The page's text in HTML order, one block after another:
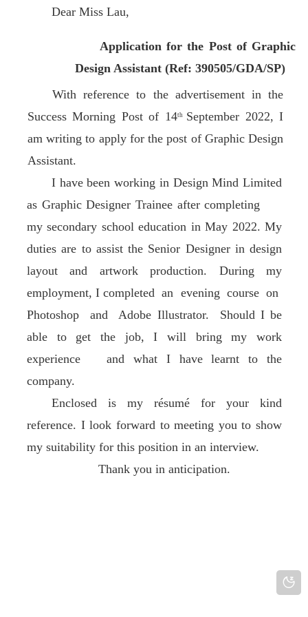
Dear Miss Lau,
Application for the Post of Graphic
Design Assistant (Ref: 390505/GDA/SP)
With reference to the advertisement in the
Success Morning Post of 14th September 2022, I
am writing to apply for the post of Graphic Design
Assistant.
I have been working in Design Mind Limited
as Graphic Designer Trainee after completing
my secondary school education in May 2022. My
duties are to assist the Senior Designer in design
layout and artwork production. During my
employment, I completed an evening course on
Photoshop and Adobe Illustrator. Should I be
able to get the job, I will bring my work
experience and what I have learnt to the
company.
Enclosed is my résumé for your kind
reference. I look forward to meeting you to show
my suitability for this position in an interview.
Thank you in anticipation.